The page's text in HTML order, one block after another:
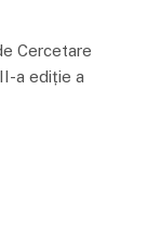
Cercetare
a ediție a